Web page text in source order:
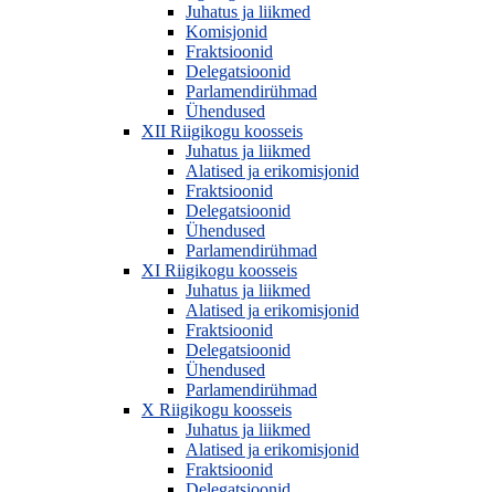
Juhatus ja liikmed
Komisjonid
Fraktsioonid
Delegatsioonid
Parlamendirühmad
Ühendused
XII Riigikogu koosseis
Juhatus ja liikmed
Alatised ja erikomisjonid
Fraktsioonid
Delegatsioonid
Ühendused
Parlamendirühmad
XI Riigikogu koosseis
Juhatus ja liikmed
Alatised ja erikomisjonid
Fraktsioonid
Delegatsioonid
Ühendused
Parlamendirühmad
X Riigikogu koosseis
Juhatus ja liikmed
Alatised ja erikomisjonid
Fraktsioonid